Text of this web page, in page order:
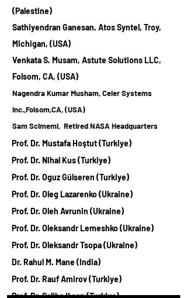
(Palestine)
Sathiyendran Ganesan, Atos Syntel, Troy,
Michigan, (USA)
Venkata S. Musam, Astute Solutions LLC,
Folsom, CA, (USA)
Nagendra Kumar Musham, Celer Systems
Inc.,Folsom,CA, (USA)
Sam Scimemi, Retired NASA Headquarters
Prof. Dr. Mustafa Hoştut (Turkiye)
Prof. Dr. Nihal Kus (Turkiye)
Prof. Dr. Oguz Gülseren (Turkiye)
Prof. Dr. Oleg Lazarenko (Ukraine)
Prof. Dr. Oleh Avrunin (Ukraine)
Prof. Dr. Oleksandr Lemeshko (Ukraine)
Prof. Dr. Oleksandr Tsopa (Ukraine)
Dr. Rahul M. Mane (India)
Prof. Dr. Rauf Amirov (Turkiye)
Prof. Dr. Saliha Ilıcan (Turkiye)